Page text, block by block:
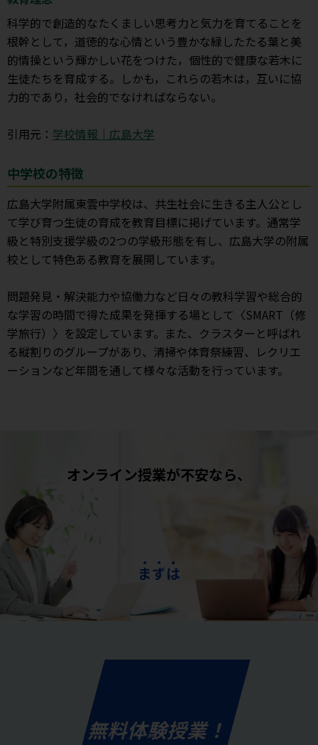
科学的で創造的なたくましい思考力と気力を育てることを
根幹として，道徳的な心情という豊かな緑したたる葉と美
的情操という輝かしい花をつけた，個性的で健康な若木に
生徒たちを育成する。しかも，これらの若木は，互いに協
力的であり，社会的でなければならない。
引用元： 学校情報｜広島大学
中学校の特徴
広島大学附属東雲中学校は、共生社会に生きる主人公とし
て学び育つ生徒の育成を教育目標に掲げています。通常学
級と特別支援学級の2つの学級形態を有し、広島大学の附属
校として特色ある教育を展開しています。
問題発見・解決能力や協働力など日々の教科学習や総合的
な学習の時間で得た成果を発揮する場として〈SMART（修
学旅行）〉を設定しています。また、クラスターと呼ばれ
る縦割りのグループがあり、清掃や体育祭練習、レクリエ
ーションなど年間を通して様々な活動を行っています。
オンライン授業が不安なら、
まず は
無料体験授業！